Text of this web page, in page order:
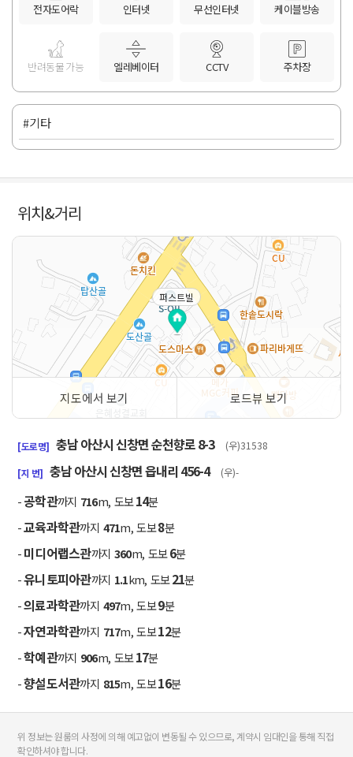
전자도어락 인터넷 무선인터넷 케이블방송
반려동물 가능 엘레베이터 CCTV 주차장
#기타
위치&거리
퍼스트빌
지도에서 보기 로드뷰 보기
[도로명] 충남 아산시 신창면 순천향로 8-3 (우)31538
[지 번] 충남 아산시 신창면 읍내리 456-4 (우)-
-공학관까지 716m, 도보14분
-교육과학관까지 471m, 도보8분
-미디어랩스관까지 360m, 도보6분
-유니토피아관까지 1.1km, 도보21분
-의료과학관까지 497m, 도보9분
-자연과학관까지 717m, 도보12분
-학예관까지 906m, 도보17분
-향설도서관까지 815m, 도보16분
위 정보는 원룸의 사정에 의해 예고없이 변동될 수 있으므로, 계약시 임대인을 통해 직접
확인하셔야 합니다.